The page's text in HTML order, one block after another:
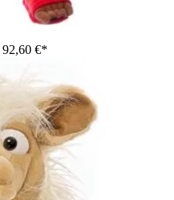
92,60 €*